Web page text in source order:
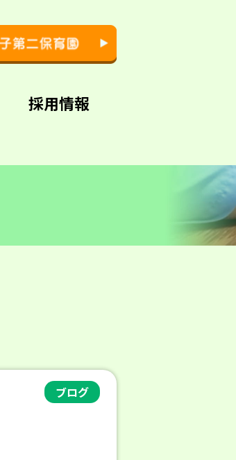
採用情報
ブログ